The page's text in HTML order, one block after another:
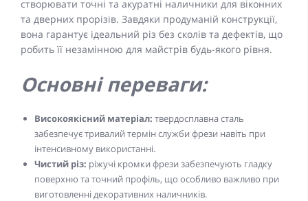
створювати точні та акуратні наличники для віконних
та дверних прорізів. Завдяки продуманій конструкції,
вона гарантує ідеальний різ без сколів та дефектів, що
робить її незамінною для майстрів будь-якого рівня.
Основні переваги:
Високоякісний матеріал: твердосплавна сталь
забезпечує тривалий термін служби фрези навіть при
інтенсивному використанні.
Чистий різ: ріжучі кромки фрези забезпечують гладку
поверхню та точний профіль, що особливо важливо при
виготовленні декоративних наличників.